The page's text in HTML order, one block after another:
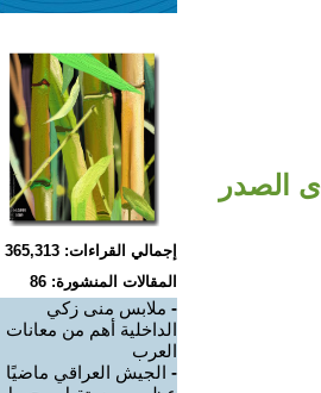
الصدر
إجمالي القراءات: 365,313
المقالات المنشورة: 86
- ملابس منى زكي
الداخلية أهم من معانات
العرب
- الجيش العراقي ماضيًا